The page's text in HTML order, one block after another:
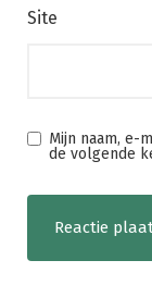
Site
Mijn naam, e-
de volgende